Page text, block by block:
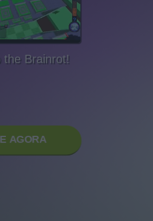
the Brainrot!
AGORA